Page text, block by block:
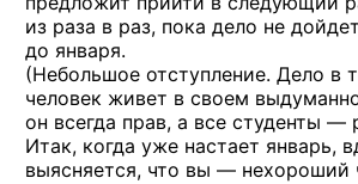
из раза в раз, пока дело не
до января.
(Небольшое отступление. Дело в
человек живет в своем
он всегда прав, а все студенты —
Итак, когда уже настает январь,
выясняется, что вы — нехороший